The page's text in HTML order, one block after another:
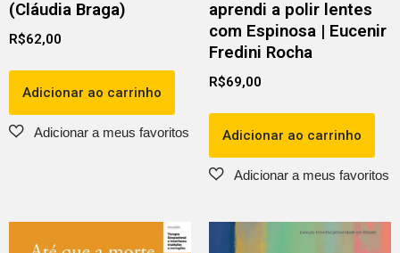
(Cláudia Braga)
R$62,00
Adicionar ao carrinho
aprendi a polir lentes
com Espinosa | Eucenir
Fredini Rocha
R$69,00
Adicionar ao carrinho